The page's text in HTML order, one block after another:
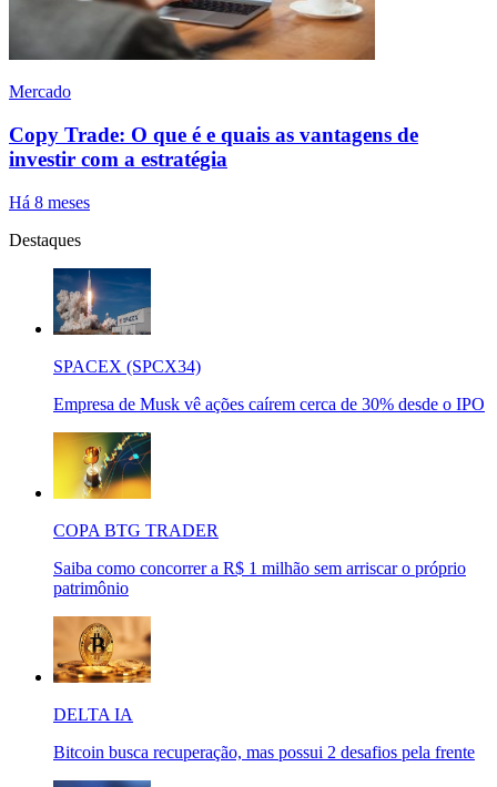
Mercado
Copy Trade: O que é e quais as vantagens de
investir com a estratégia
Há 8 meses
Destaques
SPACEX (SPCX34)
Empresa de Musk vê ações caírem cerca de 30% desde o IPO
COPA BTG TRADER
Saiba como concorrer a R$ 1 milhão sem arriscar o próprio
patrimônio
DELTA IA
Bitcoin busca recuperação, mas possui 2 desafios pela frente